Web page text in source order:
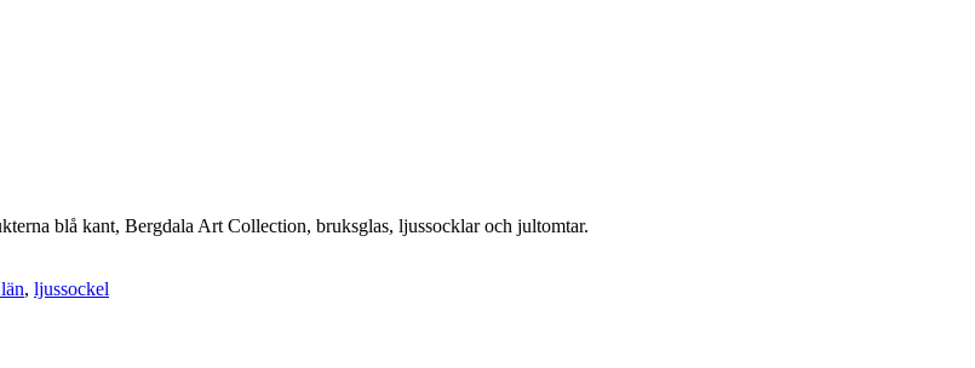
blå kant, Bergdala Art Collection, bruksglas, ljussocklar och jultomtar.
, ljussockel